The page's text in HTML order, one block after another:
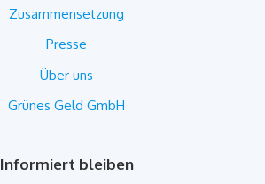
Zusammensetzung
Presse
Über uns
Grünes Geld GmbH
Informiert bleiben